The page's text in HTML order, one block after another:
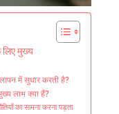
लिए मुख्य
में सुधार करती है?
लाभ क्या हैं?
का सामना करना पड़ता